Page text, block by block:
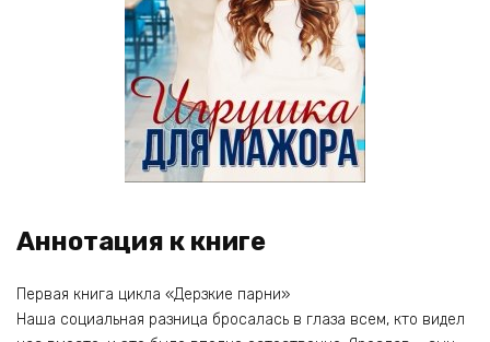
Аннотация к книге
Первая книга цикла «Дерзкие парни»
Наша социальная разница бросалась в глаза всем, кто видел